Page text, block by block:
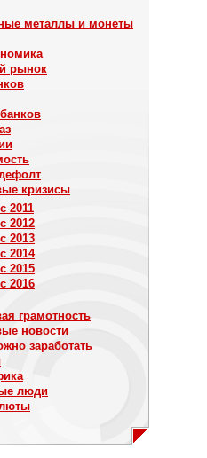
металлы и монеты
рынок
кризисы
2011
2012
2013
2014
2015
2016
грамотность
новости
заработать
люди